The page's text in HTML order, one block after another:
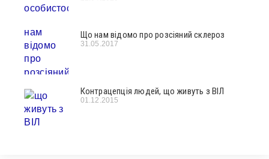
Що нам відомо про розсіяний склероз
31.05.2017
Контрацепція людей, що живуть з ВІЛ
01.12.2015